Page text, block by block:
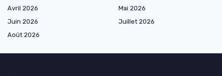
Avril 2026
Mai 2026
Juin 2026
Juillet 2026
Août 2026